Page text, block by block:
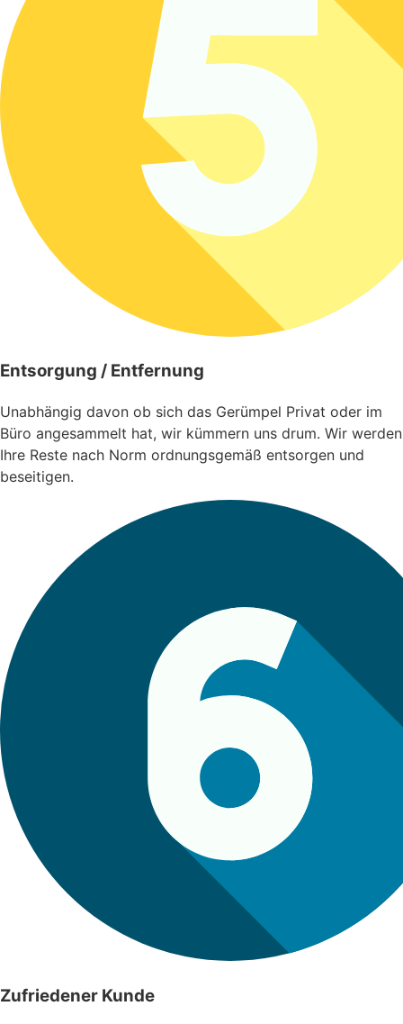
Entsorgung / Entfernung
Unabhängig davon ob sich das Gerümpel Privat oder im
Büro angesammelt hat, wir kümmern uns drum. Wir werden
Ihre Reste nach Norm ordnungsgemäß entsorgen und
beseitigen.
Zufriedener Kunde